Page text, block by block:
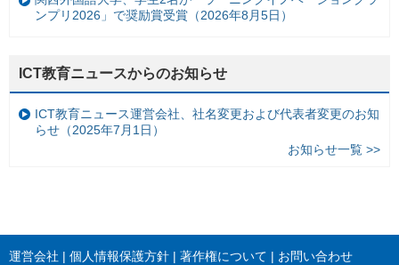
ンプリ2026」で奨励賞受賞（2026年8月5日）
ICT教育ニュースからのお知らせ
ICT教育ニュース運営会社、社名変更および代表者変更のお知
らせ（2025年7月1日）
お知らせ一覧 >>
運営会社 個人情報保護方針 著作権について お問い合わせ